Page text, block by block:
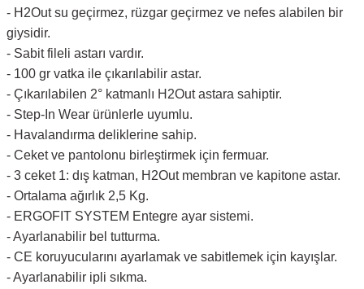
- H2Out su geçirmez, rüzgar geçirmez ve nefes alabilen bir
giysidir.
- Sabit fileli astarı vardır.
- 100 gr vatka ile çıkarılabilir astar.
- Çıkarılabilen 2° katmanlı H2Out astara sahiptir.
- Step-In Wear ürünlerle uyumlu.
- Havalandırma deliklerine sahip.
- Ceket ve pantolonu birleştirmek için fermuar.
- 3 ceket 1: dış katman, H2Out membran ve kapitone astar.
- Ortalama ağırlık 2,5 Kg.
- ERGOFIT SYSTEM Entegre ayar sistemi.
- Ayarlanabilir bel tutturma.
- CE koruyucularını ayarlamak ve sabitlemek için kayışlar.
- Ayarlanabilir ipli sıkma.